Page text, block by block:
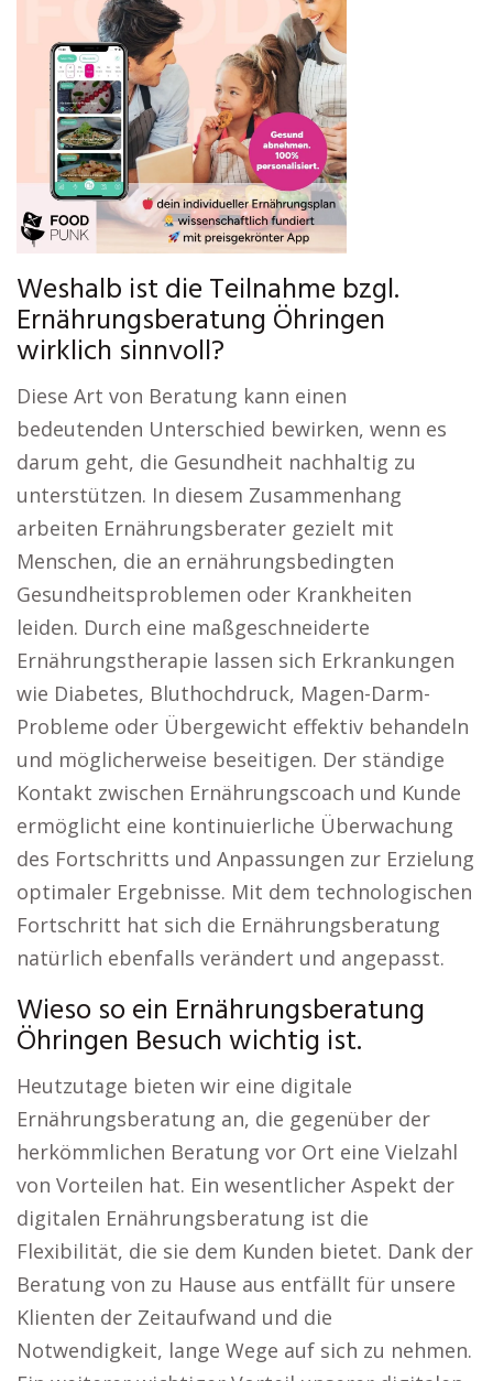
Weshalb ist die Teilnahme bzgl.
Ernährungsberatung Öhringen
wirklich sinnvoll?
Diese Art von Beratung kann einen
bedeutenden Unterschied bewirken, wenn es
darum geht, die Gesundheit nachhaltig zu
unterstützen. In diesem Zusammenhang
arbeiten Ernährungsberater gezielt mit
Menschen, die an ernährungsbedingten
Gesundheitsproblemen oder Krankheiten
leiden. Durch eine maßgeschneiderte
Ernährungstherapie lassen sich Erkrankungen
wie Diabetes, Bluthochdruck, Magen-Darm-
Probleme oder Übergewicht effektiv behandeln
und möglicherweise beseitigen. Der ständige
Kontakt zwischen Ernährungscoach und Kunde
ermöglicht eine kontinuierliche Überwachung
des Fortschritts und Anpassungen zur Erzielung
optimaler Ergebnisse. Mit dem technologischen
Fortschritt hat sich die Ernährungsberatung
natürlich ebenfalls verändert und angepasst.
Wieso so ein Ernährungsberatung
Öhringen Besuch wichtig ist.
Heutzutage bieten wir eine digitale
Ernährungsberatung an, die gegenüber der
herkömmlichen Beratung vor Ort eine Vielzahl
von Vorteilen hat. Ein wesentlicher Aspekt der
digitalen Ernährungsberatung ist die
Flexibilität, die sie dem Kunden bietet. Dank der
Beratung von zu Hause aus entfällt für unsere
Klienten der Zeitaufwand und die
Notwendigkeit, lange Wege auf sich zu nehmen.